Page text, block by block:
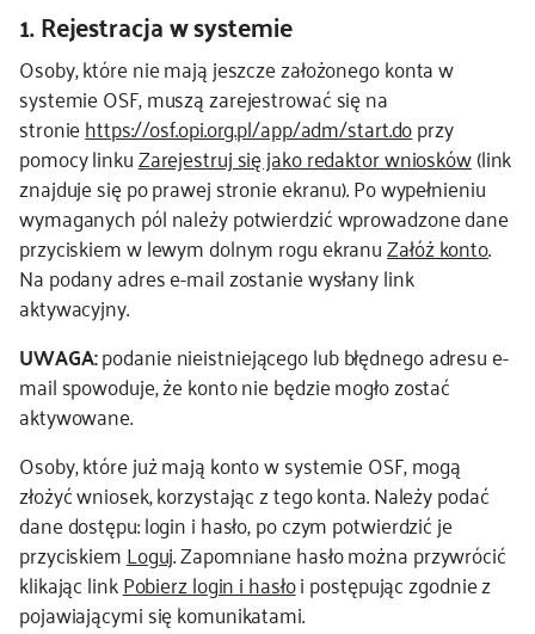
nagroda NCN
kontakt
1. Rejestracja w systemie
Osoby, które nie mają jeszcze założonego konta w
systemie OSF, muszą zarejestrować się na
stroniehttps://osf.opi.org.pl/app/adm/start.doprzy
pomocy linkuZarejestruj się jako redaktor wniosków(link
znajduje się po prawej stronie ekranu). Po wypełnieniu
wymaganych pól należy potwierdzić wprowadzone dane
przyciskiem w lewym dolnym rogu ekranuZałóż konto.
Na podany adres e-mail zostanie wysłany link
aktywacyjny.
UWAGA:podanie nieistniejącego lub błędnego adresu e-
mail spowoduje, że konto nie będzie mogło zostać
aktywowane.
Osoby, które już mają konto w systemie OSF, mogą
złożyć wniosek, korzystając z tego konta. Należy podać
dane dostępu: login i hasło, po czym potwierdzić je
przyciskiemLoguj. Zapomniane hasło można przywrócić
klikając linkPobierz login i hasłoi postępując zgodnie z
pojawiającymi się komunikatami.